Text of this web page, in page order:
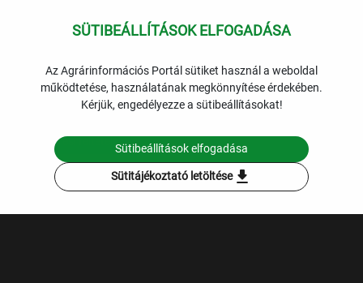
Kertészet expand_more Lekérdezések
Termésátlag - idősorban - saját adattal
Szűrési feltételek
SÜTIBEÁLLÍTÁSOK ELFOGADÁSA
Az Agrárinformációs Portál sütiket használ a weboldal
működtetése, használatának megkönnyítése érdekében.
Kérjük, engedélyezze a sütibeállításokat!
Sütibeállítások elfogadása
Sütitájékoztató letöltésedownload